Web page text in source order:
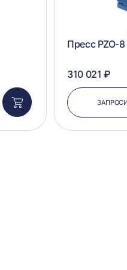
Добавить
в
корзину
Пресс PZO-
310 021 ₽